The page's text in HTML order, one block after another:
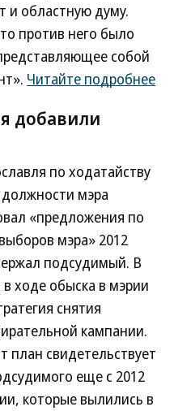
и областную думу.
против него было
собой
Читайте подробнее
добавили
по ходатайству
мэра
«предложения по
мэра» 2012
подсудимый. В
ходе обыска в мэрии
снятия
кампании.
план свидетельствует
еще с 2012
которые вылились в